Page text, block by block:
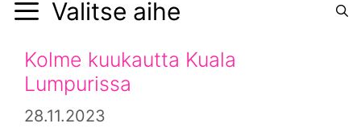
Valitse aihe
Kolme kuukautta Kuala
Lumpurissa
28.11.2023